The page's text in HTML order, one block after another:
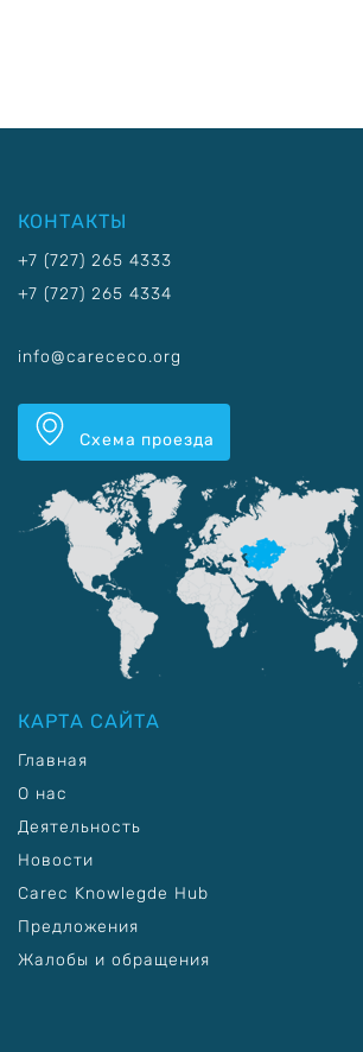
КОНТАКТЫ
+7 (727) 265 4333
+7 (727) 265 4334
info@carececo.org
Схема проезда
КАРТА САЙТА
Главная
О нас
Деятельность
Новости
Carec Knowlegde Hub
Предложения
Жалобы и обращения